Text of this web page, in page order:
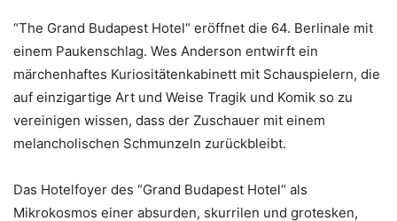
“The Grand Budapest Hotel“ eröffnet die 64. Berlinale mit
einem Paukenschlag. Wes Anderson entwirft ein
märchenhaftes Kuriositätenkabinett mit Schauspielern, die
auf einzigartige Art und Weise Tragik und Komik so zu
vereinigen wissen, dass der Zuschauer mit einem
melancholischen Schmunzeln zurückbleibt.
Das Hotelfoyer des “Grand Budapest Hotel“ als
Mikrokosmos einer absurden, skurrilen und grotesken,